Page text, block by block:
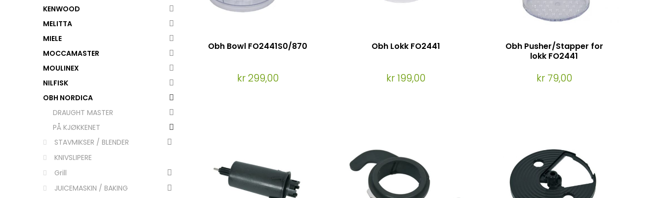
Obh Bowl FO2441S0/870
kr 299,00
Obh Lokk FO2441
kr 199,00
Obh Pusher/Stapper for
lokk FO2441
kr 79,00
KENWOOD
MELITTA
MIELE
MOCCAMASTER
MOULINEX
NILFISK
OBH NORDICA
DRAUGHT MASTER
PÅ KJØKKENET
STAVMIKSER / BLENDER
KNIVSLIPERE
Grill
JUICEMASKIN / BAKING